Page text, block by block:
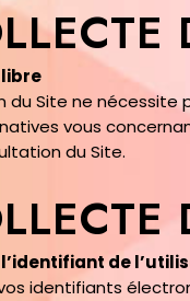
du Site ne nécessite
vous
du Site.
de
identifiants